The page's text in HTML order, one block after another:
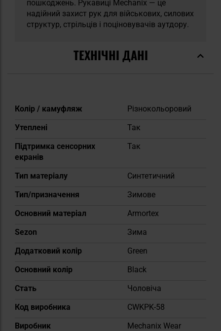
пошкоджень. Рукавиці Mechanix — це
надійний захист рук для військових, силових
структур, стрільців і поціновувачів аутдору.
ТЕХНІЧНІ ДАНІ
Докладніше
Колір / камуфляж
Різнокольоровий
Утеплені
Так
Підтримка сенсорних
екранів
Так
Тип матеріалу
Синтетичний
Тип/призначення
Зимове
Основний матеріал
Armortex
Sezon
Зима
Додатковий колір
Green
Основний колір
Black
Cтать
Чоловіча
Код виробника
CWKPK-58
Виробник
Mechanix Wear